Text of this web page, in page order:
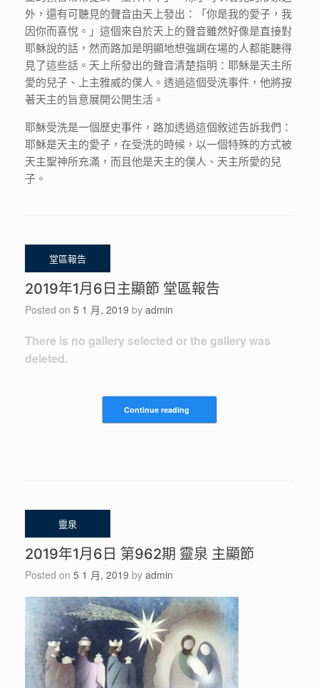
外，還有可聽見的聲音由天上發出：「你是我的愛子，我
因你而喜悅。」這個來自於天上的聲音雖然好像是直接對
耶穌說的話，然而路加是明顯地想強調在場的人都能聽得
見了這些話。天上所發出的聲音清楚指明：耶穌是天主所
愛的兒子、上主雅威的僕人。透過這個受洗事件，他將按
著天主的旨意展開公開生活。
耶穌受洗是一個歷史事件，路加透過這個敘述告訴我們：
耶穌是天主的愛子，在受洗的時候，以一個特殊的方式被
天主聖神所充滿，而且他是天主的僕人、天主所愛的兒
子。
2019年1月6日主顯節 堂區報告
Posted on 5 1 月, 2019 by admin
There is no gallery selected or the gallery was
deleted.
Continue reading
2019年1月6日 第962期 靈泉 主顯節
Posted on 5 1 月, 2019 by admin